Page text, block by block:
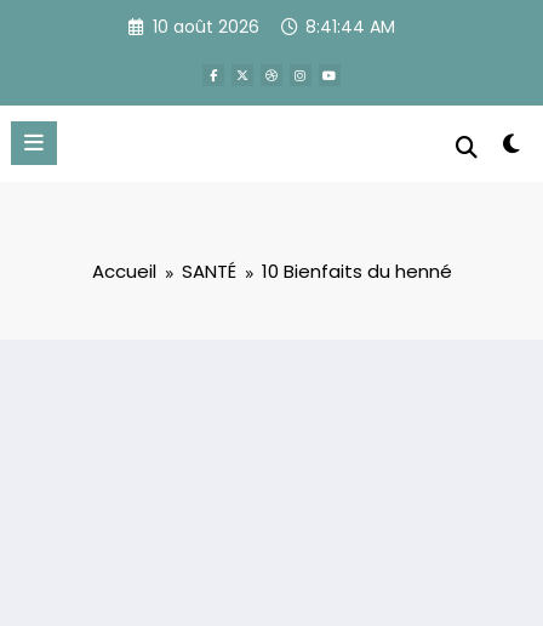
10 août 2026 8:41:45 AM
Accueil SANTÉ 10 Bienfaits du henné